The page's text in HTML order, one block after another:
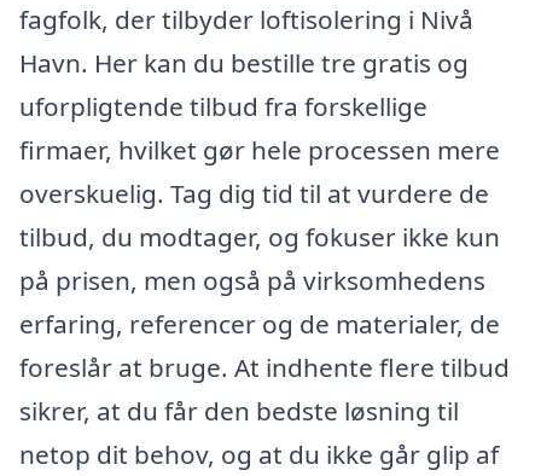
fagfolk, der tilbyder loftisolering i Nivå
Havn. Her kan du bestille tre gratis og
uforpligtende tilbud fra forskellige
firmaer, hvilket gør hele processen mere
overskuelig. Tag dig tid til at vurdere de
tilbud, du modtager, og fokuser ikke kun
på prisen, men også på virksomhedens
erfaring, referencer og de materialer, de
foreslår at bruge. At indhente flere tilbud
sikrer, at du får den bedste løsning til
netop dit behov, og at du ikke går glip af